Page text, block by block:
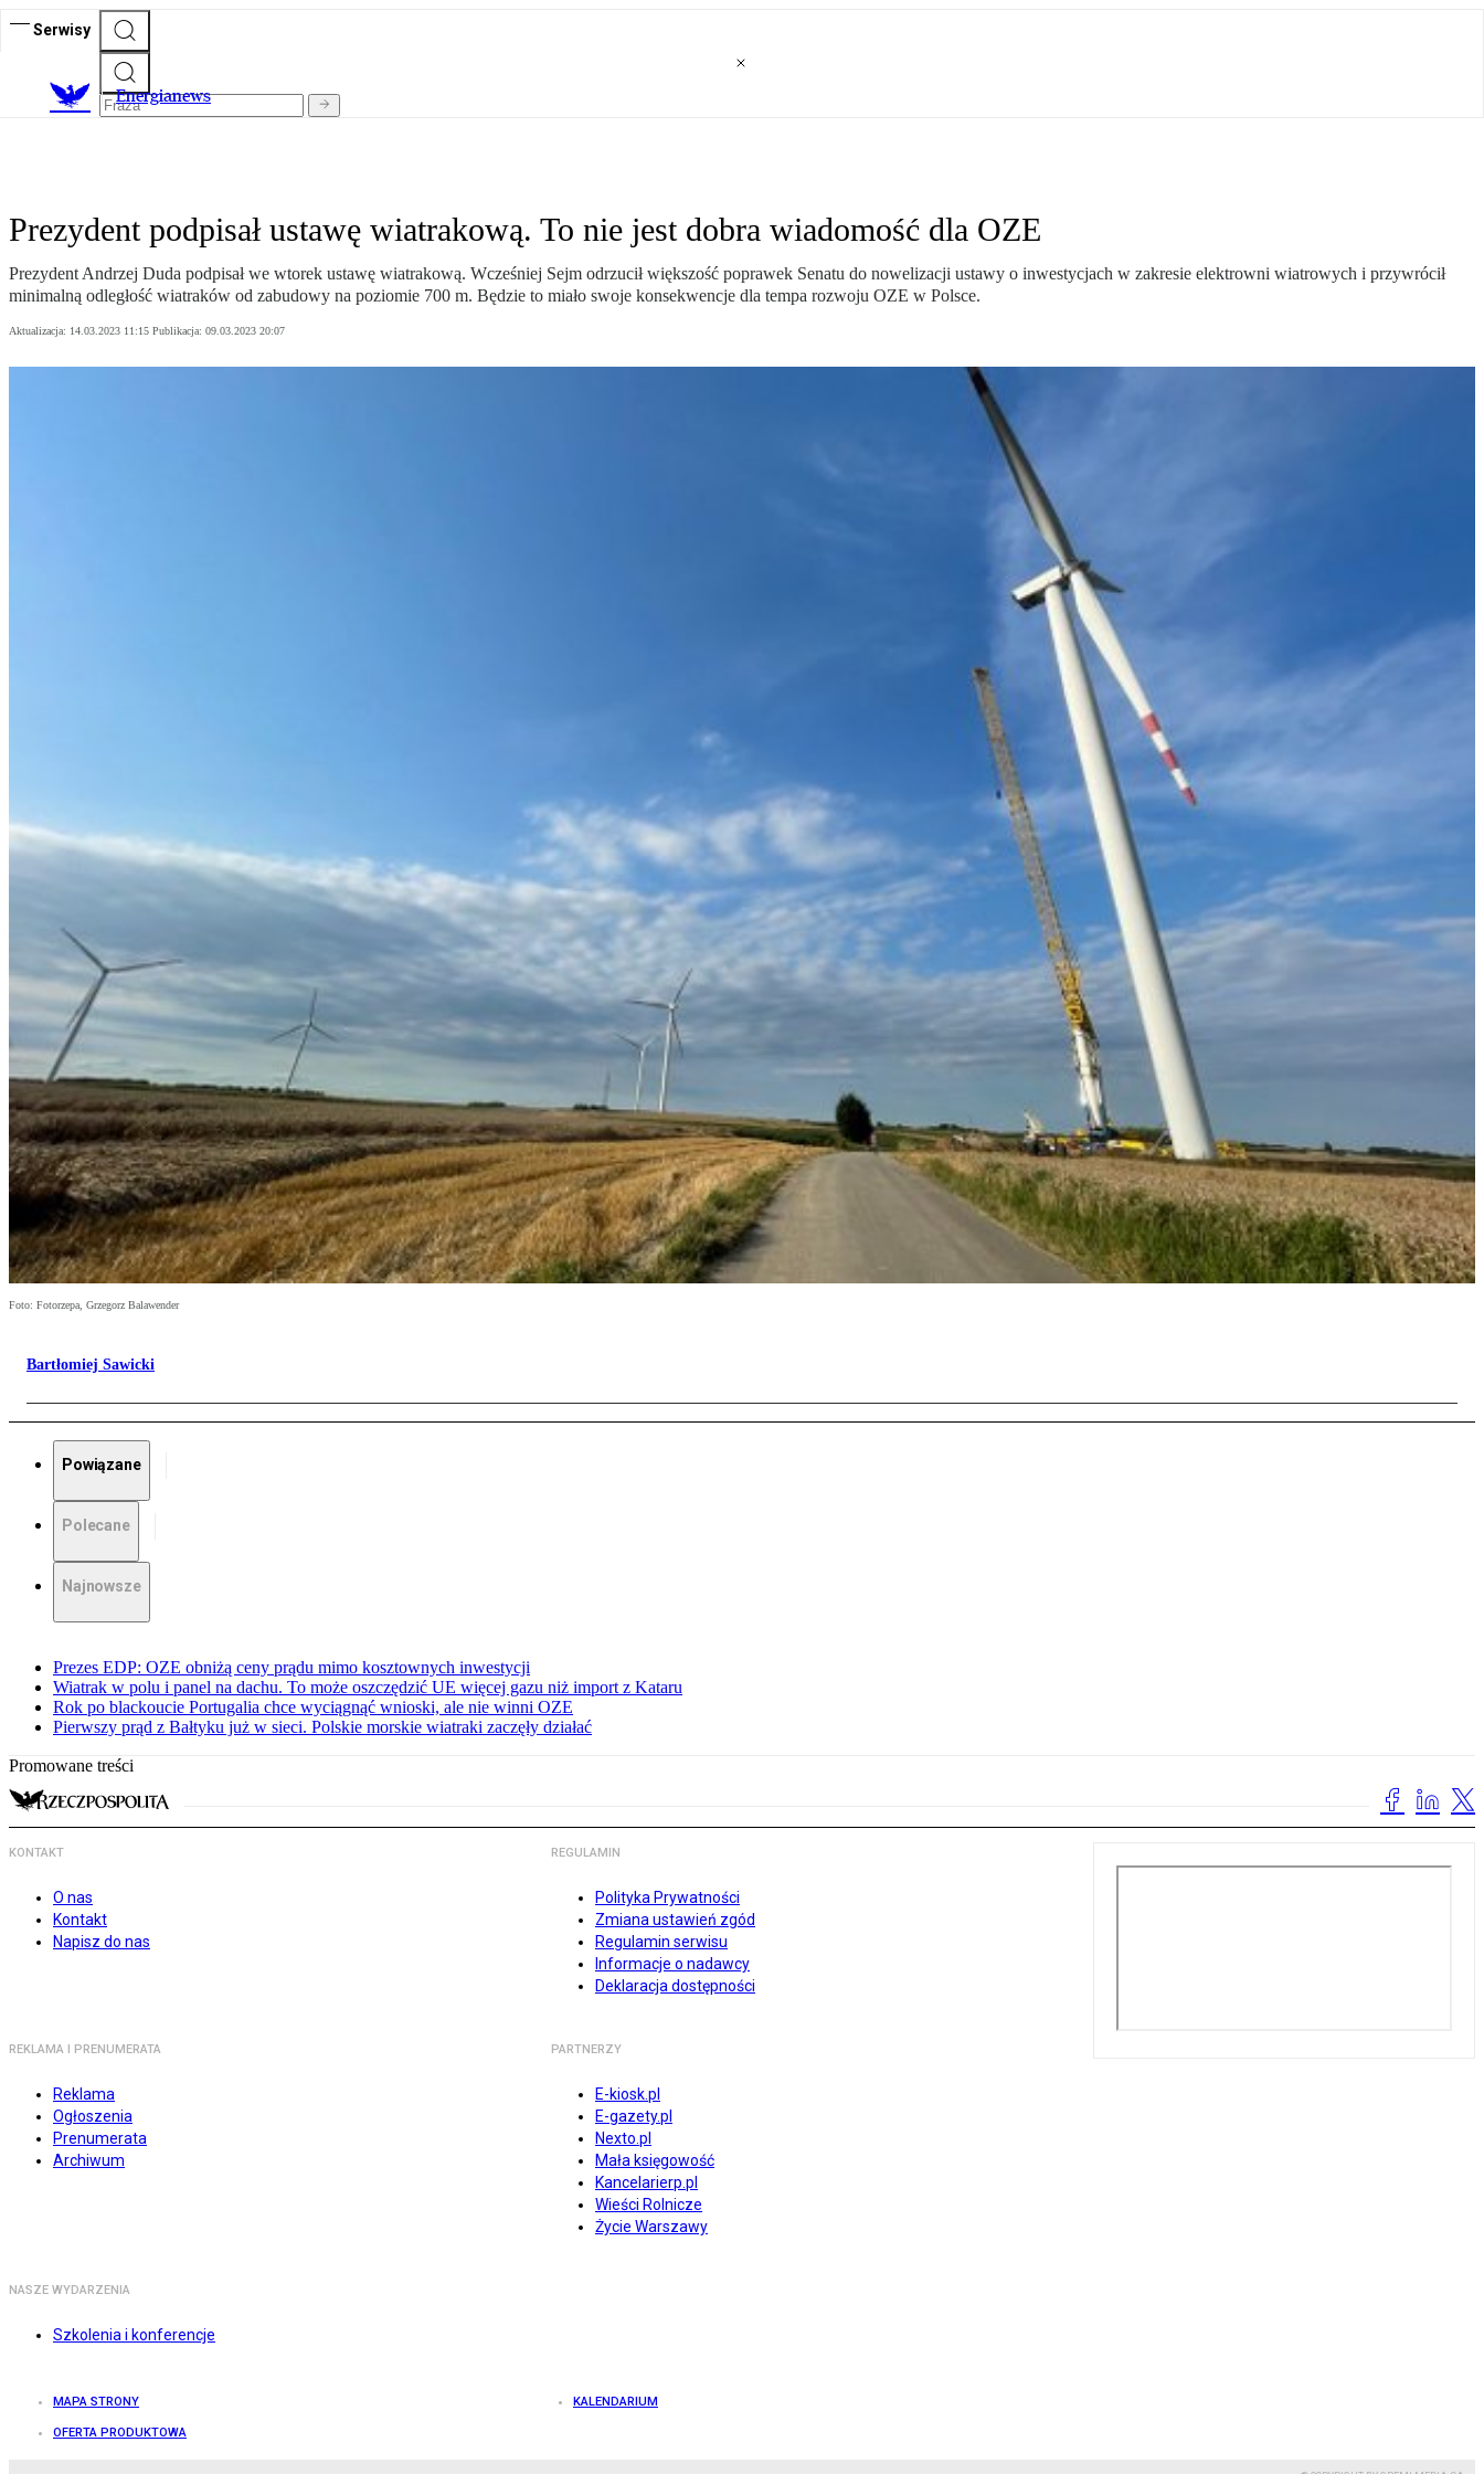
Serwisy
Energianews
Prezydent podpisał ustawę wiatrakową. To nie jest dobra wiadomość dla OZE
Prezydent Andrzej Duda podpisał we wtorek ustawę wiatrakową. Wcześniej Sejm odrzucił większość poprawek Senatu do nowelizacji ustawy o inwestycjach w zakresie elektrowni wiatrowych i przywrócił
minimalną odległość wiatraków od zabudowy na poziomie 700 m. Będzie to miało swoje konsekwencje dla tempa rozwoju OZE w Polsce.
Aktualizacja: 14.03.2023 11:15 Publikacja: 09.03.2023 20:07
Foto: Fotorzepa, Grzegorz Balawender
Bartłomiej Sawicki
Powiązane
Polecane
Najnowsze
Prezes EDP: OZE obniżą ceny prądu mimo kosztownych inwestycji
Wiatrak w polu i panel na dachu. To może oszczędzić UE więcej gazu niż import z Kataru
Rok po blackoucie Portugalia chce wyciągnąć wnioski, ale nie winni OZE
Pierwszy prąd z Bałtyku już w sieci. Polskie morskie wiatraki zaczęły działać
Promowane treści
KONTAKT
O nas
Kontakt
Napisz do nas
REGULAMIN
Polityka Prywatności
Zmiana ustawień zgód
Regulamin serwisu
Informacje o nadawcy
Deklaracja dostępności
REKLAMA I PRENUMERATA
Reklama
Ogłoszenia
Prenumerata
Archiwum
PARTNERZY
E-kiosk.pl
E-gazety.pl
Nexto.pl
Mała księgowość
Kancelarierp.pl
Wieści Rolnicze
Życie Warszawy
NASZE WYDARZENIA
Szkolenia i konferencje
MAPA STRONY KALENDARIUM
OFERTA PRODUKTOWA